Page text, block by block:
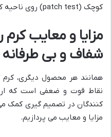
کوچک (patch test) روی ناحیه کوچکی از پوست انجام شود.
مزایا و معایب
شفاف و بی طرفانه
همانند هر محصول دیگری، کرم
نقاط قوت و ضعفی است که
کنندگان در تصمیم گیری کمک
مزایا و معایب می پردازیم.